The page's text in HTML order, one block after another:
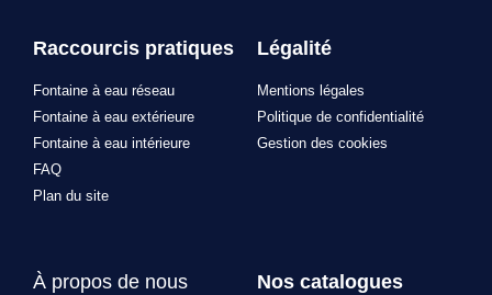
Raccourcis pratiques
Fontaine à eau réseau
Fontaine à eau extérieure
Fontaine à eau intérieure
FAQ
Plan du site
Légalité
Mentions légales
Politique de confidentialité
Gestion des cookies
À propos de nous Nos catalogues